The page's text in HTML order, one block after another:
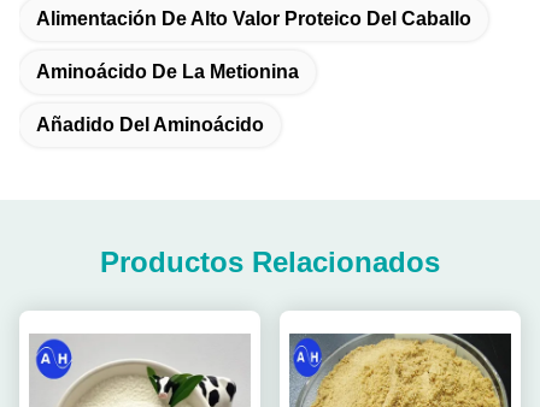
Alimentación De Alto Valor Proteico Del Caballo
Aminoácido De La Metionina
Añadido Del Aminoácido
Productos Relacionados